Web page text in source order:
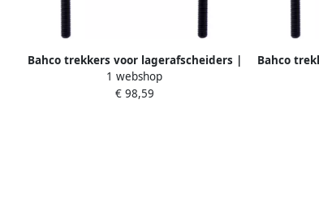
Bahco trekkers voor lagerafscheiders |
4552-1
1 webshop
€ 98,59
Bahco